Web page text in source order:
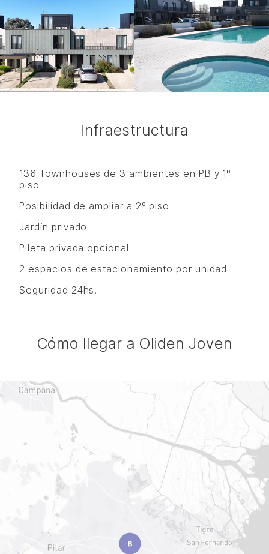
Infraestructura
136 Townhouses de 3 ambientes en PB y 1º
piso
Posibilidad de ampliar a 2º piso
Jardín privado
Pileta privada opcional
2 espacios de estacionamiento por unidad
Seguridad 24hs.
Cómo llegar a Oliden Joven